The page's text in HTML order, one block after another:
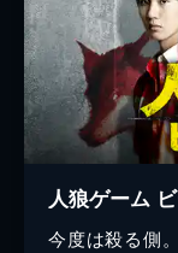
人狼ゲーム
今度は殺る側